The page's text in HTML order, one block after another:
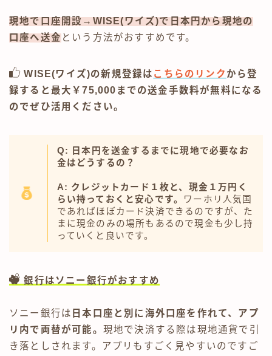
現地で口座開設→WISE(ワイズ)で日本円から現地の
口座へ送金 という方法がおすすめです。
WISE(ワイズ)の新規登録は こちらのリンク から登
録すると最大￥75,000までの送金手数料が無料になる
のでぜひ活用ください。
Q: 日本円を送金するまでに現地で必要なお
金はどうするの？
A: クレジットカード１枚と、現金１万円く
らい持っておくと安心です。
ワーホリ人気国
であればほぼカード決済できるのですが、た
まに現金のみの場所もあるので現金も少し持
っていくと良いです。
銀行はソニー銀行がおすすめ
ソニー銀行は 日本口座と別に海外口座を作れて、アプ
リ内で両替が可能。 現地で決済する際は現地通貨で引
き落としされます。アプリもすごく見やすいのですご